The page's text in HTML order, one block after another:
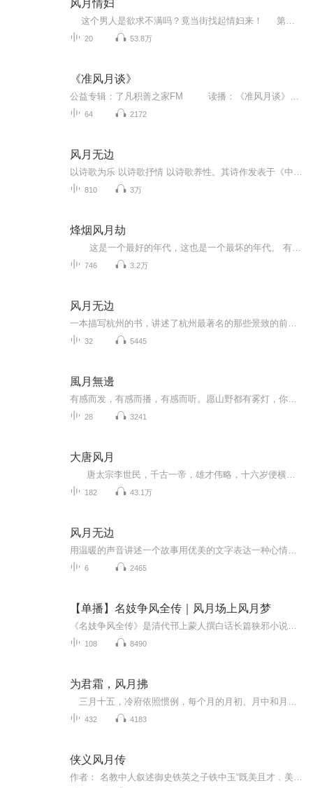
风月情妇
20 53.8万
《准风月谈》
64 2172
风月无边
810 3万
烽烟风月劫
746 3.2万
风月无边
32 5445
風月無邊
28 3241
大唐风月
182 43.1万
风月无边
6 2465
【单播】名妓争风全传｜风月场上风月梦
108 8490
为君霜，风月拂
432 4183
侠义风月传